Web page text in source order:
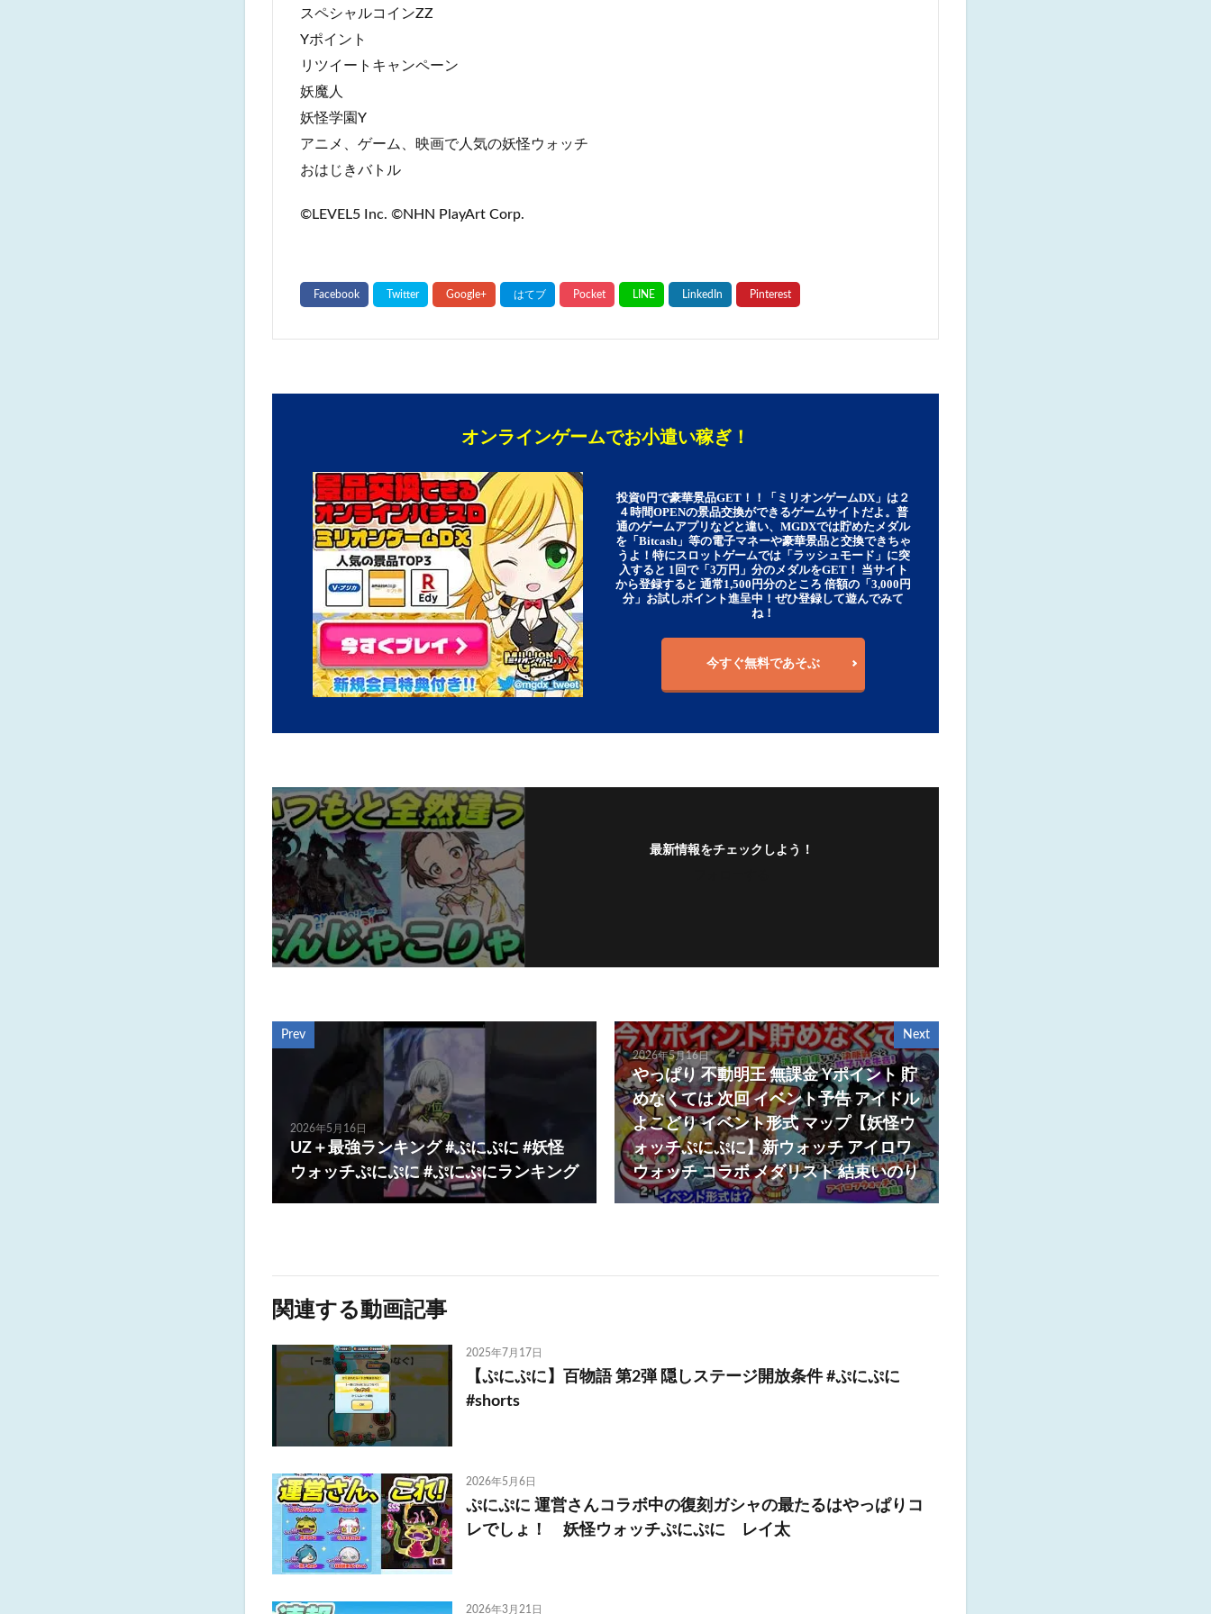
スペシャルコインZZ
Yポイント
リツイートキャンペーン
妖魔人
妖怪学園Y
アニメ、ゲーム、映画で人気の妖怪ウォッチ
おはじきバトル
©LEVEL5 Inc. ©NHN PlayArt Corp.
オンラインゲームでお小遣い稼ぎ！
投資0円で豪華景品GET！！「ミリオンゲームDX」は２
４時間OPENの景品交換ができるゲームサイトだよ。普
通のゲームアプリなどと違い、MGDXでは貯めたメダル
を「Bitcash」等の電子マネーや豪華景品と交換できちゃ
うよ！特にスロットゲームでは「ラッシュモード」に突
入すると 1回で「3万円」分のメダルをGET！ 当サイト
から登録すると 通常1,500円分のところ 倍額の「3,000円
分」お試しポイント進呈中！ぜひ登録して遊んでみて
ね！
今すぐ無料であそぶ
最新情報をチェックしよう！
Prev
2026年5月16日
UZ＋最強ランキング #ぷにぷに #妖怪
ウォッチぷにぷに #ぷにぷにランキング
Next
2026年5月16日
やっぱり 不動明王 無課金 Yポイント 貯
めなくては 次回 イベント予告 アイドル
よこどり イベント形式 マップ【妖怪ウ
ォッチぷにぷに】新ウォッチ アイロワ
ウォッチ コラボ メダリスト 結束いのり
関連する動画記事
2025年7月17日
【ぷにぷに】百物語 第2弾 隠しステージ開放条件 #ぷにぷに
#shorts
2026年5月6日
ぷにぷに 運営さんコラボ中の復刻ガシャの最たるはやっぱりコ
レでしょ！ 妖怪ウォッチぷにぷに レイ太
2026年3月21日